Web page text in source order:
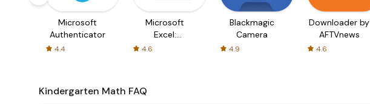
Microsoft
Authenticator
4.4
Microsoft
Excel:
Spreadsheets
4.6
Blackmagic
Camera
4.9
Downloader by
AFTVnews
4.6
Kindergarten Math FAQ